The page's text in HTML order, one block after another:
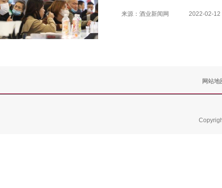
来源：酒业新闻网 2022-02-12
网站地